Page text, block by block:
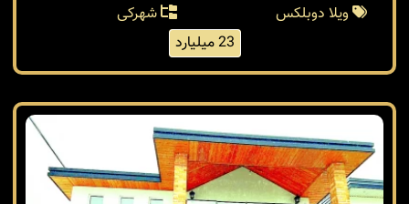
ویلا دوبلکس
شهرکی
23 میلیارد